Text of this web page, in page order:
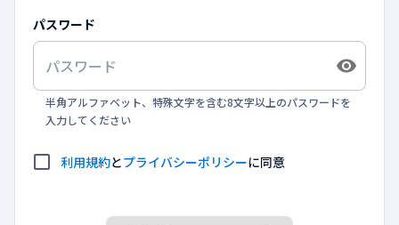
パスワード
半角アルファベット、特殊文字を含む8文字以上のパスワードを
入力してください
利用規約とプライバシーポリシーに同意